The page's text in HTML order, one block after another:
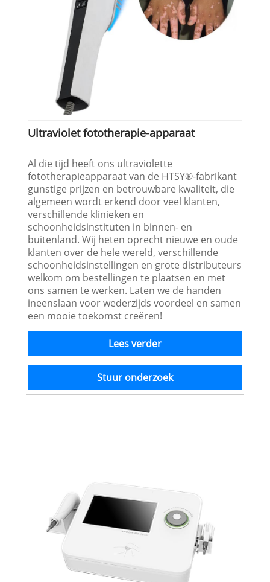
Ultraviolet fototherapie-apparaat
Al die tijd heeft ons ultraviolette
fototherapieapparaat van de HTSY®-fabrikant
gunstige prijzen en betrouwbare kwaliteit, die
algemeen wordt erkend door veel klanten,
verschillende klinieken en
schoonheidsinstituten in binnen- en
buitenland. Wij heten oprecht nieuwe en oude
klanten over de hele wereld, verschillende
schoonheidsinstellingen en grote distributeurs
welkom om bestellingen te plaatsen en met
ons samen te werken. Laten we de handen
ineenslaan voor wederzijds voordeel en samen
een mooie toekomst creëren!
Lees verder
Stuur onderzoek